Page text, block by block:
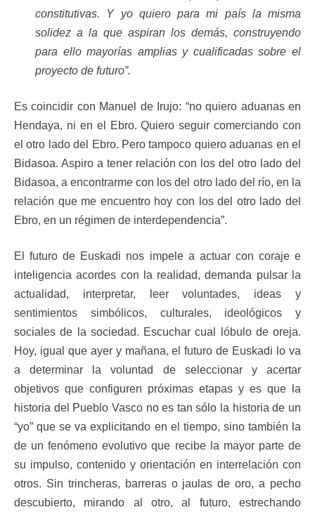
constitutivas. Y yo quiero para mi país la misma
solidez a la que aspiran los demás, construyendo
para ello mayorías amplias y cualificadas sobre el
proyecto de futuro”.
Es coincidir con Manuel de Irujo: “no quiero aduanas en
Hendaya, ni en el Ebro. Quiero seguir comerciando con
el otro lado del Ebro. Pero tampoco quiero aduanas en el
Bidasoa. Aspiro a tener relación con los del otro lado del
Bidasoa, a encontrarme con los del otro lado del río, en la
relación que me encuentro hoy con los del otro lado del
Ebro, en un régimen de interdependencia”.
El futuro de Euskadi nos impele a actuar con coraje e
inteligencia acordes con la realidad, demanda pulsar la
actualidad, interpretar, leer voluntades, ideas y
sentimientos simbólicos, culturales, ideológicos y
sociales de la sociedad. Escuchar cual lóbulo de oreja.
Hoy, igual que ayer y mañana, el futuro de Euskadi lo va
a determinar la voluntad de seleccionar y acertar
objetivos que configuren próximas etapas y es que la
historia del Pueblo Vasco no es tan sólo la historia de un
“yo” que se va explicitando en el tiempo, sino también la
de un fenómeno evolutivo que recibe la mayor parte de
su impulso, contenido y orientación en interrelación con
otros. Sin trincheras, barreras o jaulas de oro, a pecho
descubierto, mirando al otro, al futuro, estrechando